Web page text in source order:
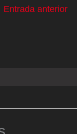
Entrada anterior